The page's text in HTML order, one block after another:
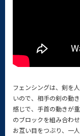
フェンシングは、剣を
いので、相手の剣の動
感じで、手首の動きが
のブロックを組み合わ
お互い目をつぶり、一